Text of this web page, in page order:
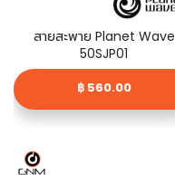
สายสะพาย Planet Wave
50SJP01
฿ 560.00